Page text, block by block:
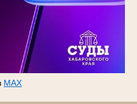
MAX